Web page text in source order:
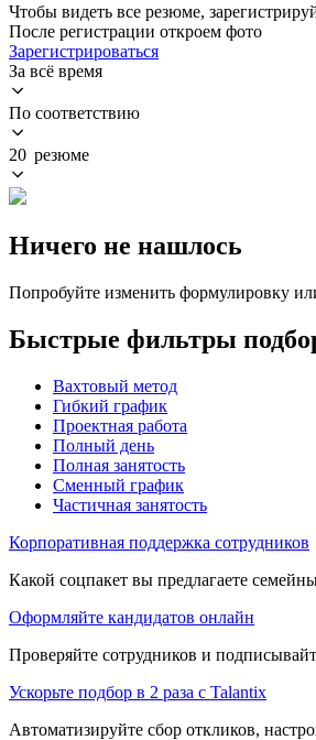
Чтобы видеть все резюме,
После регистрации откроем фото
Зарегистрироваться
За всё время
По соответствию
20 резюме
Ничего не нашлось
Попробуйте изменить формулировку
Быстрые фильтры
Вахтовый метод
Гибкий график
Проектная работа
Полный день
Полная занятость
Сменный график
Частичная занятость
Корпоративная поддержка сотрудников
Какой соцпакет вы предлагаете
Оформляйте кандидатов онлайн
Проверяйте сотрудников и
Ускорьте подбор в 2 раза с Talantix
Автоматизируйте сбор откликов,